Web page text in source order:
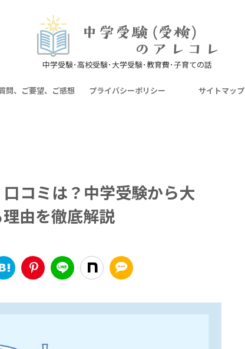
中学受験･高校受験･大学受験･教育費･子育ての話
問、ご要望、ご感想 プライバシーポリシー サイトマップ
コミは？中学受験から大
由を徹底解説